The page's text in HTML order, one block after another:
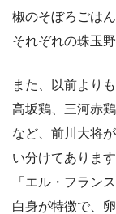
椒のそぼろごは
それぞれの珠玉
また、以前より
高坂鶏、三河赤
など、前川大将
い分けてあります
「エル・フラン
白身が特徴で、